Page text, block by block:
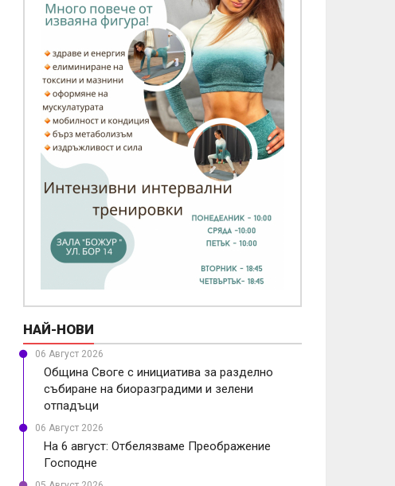
НАЙ-НОВИ
06 Август 2026
Община Своге с инициатива за разделно
събиране на биоразградими и зелени
отпадъци
06 Август 2026
На 6 август: Отбелязваме Преображение
Господне